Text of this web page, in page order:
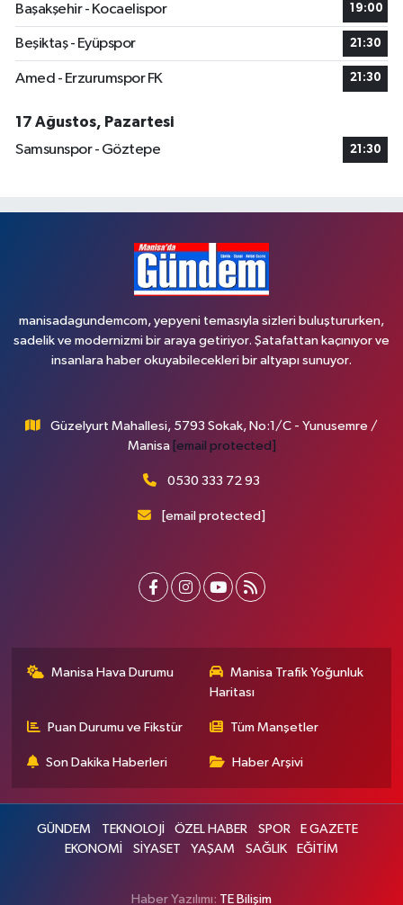
Başakşehir - Kocaelispor
19:00
Beşiktaş - Eyüpspor 21:30
Amed - Erzurumspor FK 21:30
17 Ağustos, Pazartesi
Samsunspor - Göztepe
21:30
manisadagundemcom, yepyeni temasıyla sizleri buluştururken,
sadelik ve modernizmi bir araya getiriyor. Şatafattan kaçınıyor ve
insanlara haber okuyabilecekleri bir altyapı sunuyor.
Güzelyurt Mahallesi, 5793 Sokak, No:1/C - Yunusemre /
Manisa [email protected]
0530 333 72 93
[email protected]
Manisa Hava Durumu
Manisa Trafik Yoğunluk
Haritası
Puan Durumu ve Fikstür Tüm Manşetler
Son Dakika Haberleri Haber Arşivi
GÜNDEM TEKNOLOJİ ÖZEL HABER SPOR
E GAZETE
EKONOMİ
SİYASET YAŞAM SAĞLIK EĞİTİM
Haber Yazılımı: TE Bilişim